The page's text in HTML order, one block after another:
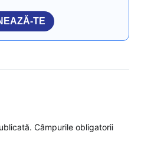
TE
Câmpurile obligatorii